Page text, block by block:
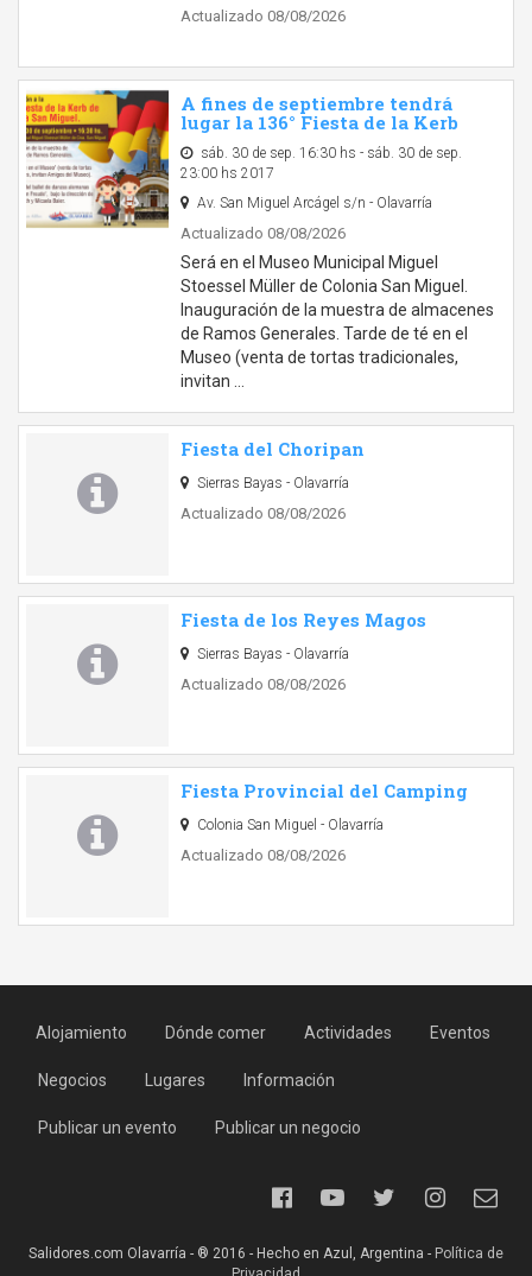
Actualizado 08/08/2026
A fines de septiembre tendrá
lugar la 136° Fiesta de la Kerb
sáb. 30 de sep. 16:30 hs - sáb. 30 de sep.
23:00 hs 2017
Av. San Miguel Arcágel s/n - Olavarría
Actualizado 08/08/2026
Será en el Museo Municipal Miguel
Stoessel Müller de Colonia San Miguel.
Inauguración de la muestra de almacenes
de Ramos Generales. Tarde de té en el
Museo (venta de tortas tradicionales,
invitan …
Fiesta del Choripan
Sierras Bayas - Olavarría
Actualizado 08/08/2026
Fiesta de los Reyes Magos
Sierras Bayas - Olavarría
Actualizado 08/08/2026
Fiesta Provincial del Camping
Colonia San Miguel - Olavarría
Actualizado 08/08/2026
Alojamiento Dónde comer Actividades Eventos
Negocios Lugares Información
Publicar un evento Publicar un negocio
Salidores.com Olavarría - ® 2016 - Hecho en Azul, Argentina - Política de